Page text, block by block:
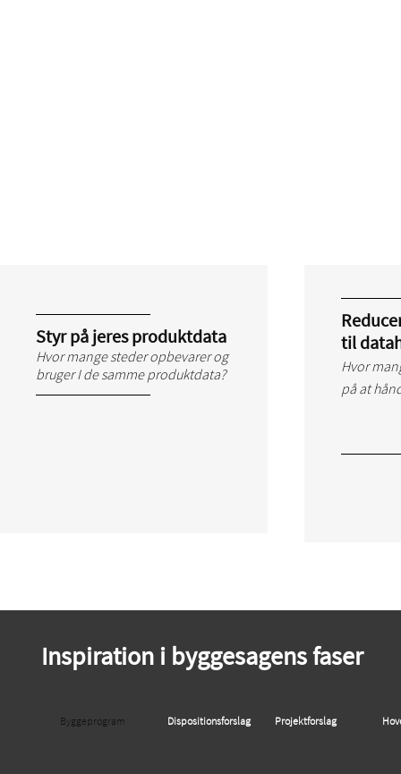
Styr på jeres produktdata
Hvor mange steder opbevarer og
bruger I de samme produktdata?
til
Hvor
på at
Inspiration i byggesagens faser
Byggeprogram Dispositionsforslag Projektforslag